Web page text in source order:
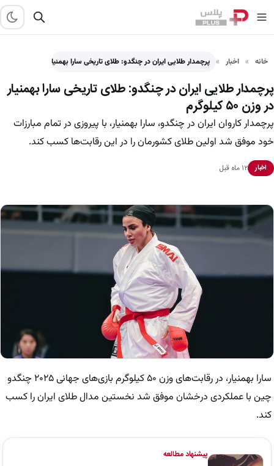
خانه اخبار پرچمدار طلایی ایران در چنگدو: طلای تاریخی سارا بهمنیار در…
پرچمدار طلایی ایران در چنگدو: طلای تاریخی سارا بهمنیار
در وزن ۵۰ کیلوگرم
پرچمدار کاروان ایران در چنگدو، سارا بهمنیار، با پیروزی در تمام مبارزات
خود موفق شد اولین طلای کشورمان را در این رقابت‌ها کسب کند.
اخبار ۱۲ ماه قبل
سارا بهمنیار، در رقابت‌های وزن ۵۰ کیلوگرم بازی‌های جهانی ۲۰۲۵ چنگدو
چین با عملکردی درخشان موفق شد نخستین مدال طلای ایران را کسب
کند.
پیشنهاد مطالعه